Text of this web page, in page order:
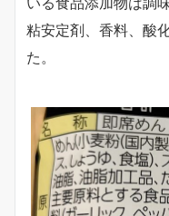
粘安定剤、香料、酸
た。